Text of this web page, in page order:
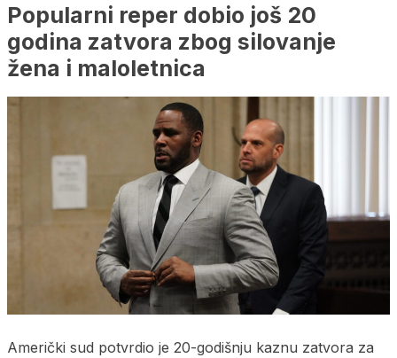
Popularni reper dobio još 20
godina zatvora zbog silovanje
žena i maloletnica
Američki sud potvrdio je 20-godišnju kaznu zatvora za